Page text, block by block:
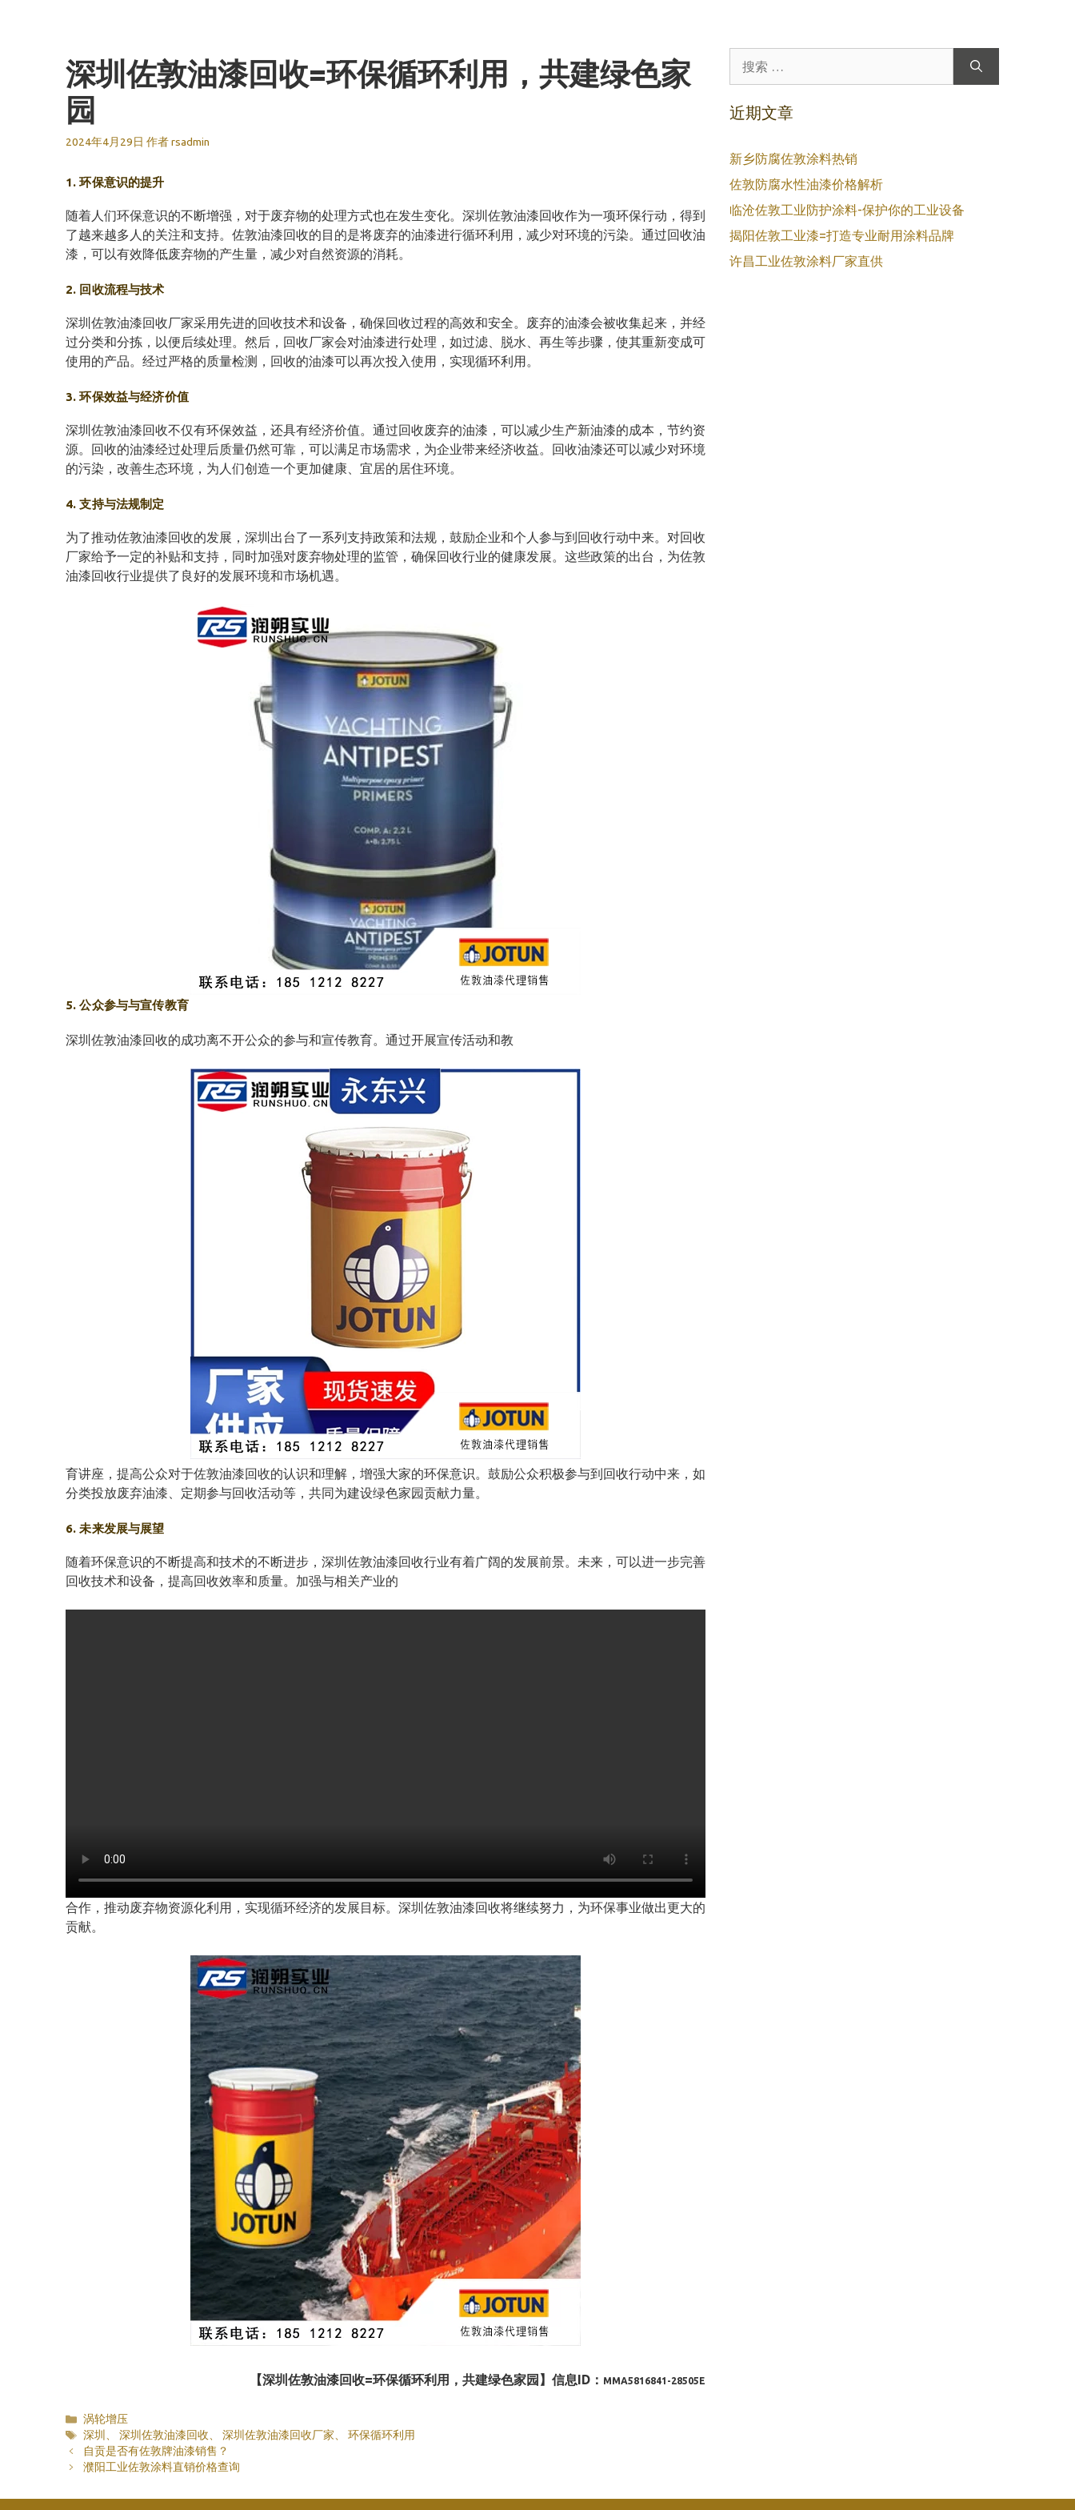
深圳佐敦油漆回收=环保循环利用，共建绿色家
园
2024年4月29日 作者rsadmin
1. 环保意识的提升
随着人们环保意识的不断增强，对于废弃物的处理方式也在发生变化。深圳佐敦油漆回收作为一项环保行动，得到
了越来越多人的关注和支持。佐敦油漆回收的目的是将废弃的油漆进行循环利用，减少对环境的污染。通过回收油
漆，可以有效降低废弃物的产生量，减少对自然资源的消耗。
2. 回收流程与技术
深圳佐敦油漆回收厂家采用先进的回收技术和设备，确保回收过程的高效和安全。废弃的油漆会被收集起来，并经
过分类和分拣，以便后续处理。然后，回收厂家会对油漆进行处理，如过滤、脱水、再生等步骤，使其重新变成可
使用的产品。经过严格的质量检测，回收的油漆可以再次投入使用，实现循环利用。
3. 环保效益与经济价值
深圳佐敦油漆回收不仅有环保效益，还具有经济价值。通过回收废弃的油漆，可以减少生产新油漆的成本，节约资
源。回收的油漆经过处理后质量仍然可靠，可以满足市场需求，为企业带来经济收益。回收油漆还可以减少对环境
的污染，改善生态环境，为人们创造一个更加健康、宜居的居住环境。
4. 支持与法规制定
为了推动佐敦油漆回收的发展，深圳出台了一系列支持政策和法规，鼓励企业和个人参与到回收行动中来。对回收
厂家给予一定的补贴和支持，同时加强对废弃物处理的监管，确保回收行业的健康发展。这些政策的出台，为佐敦
油漆回收行业提供了良好的发展环境和市场机遇。
5. 公众参与与宣传教育
深圳佐敦油漆回收的成功离不开公众的参与和宣传教育。通过开展宣传活动和教
育讲座，提高公众对于佐敦油漆回收的认识和理解，增强大家的环保意识。鼓励公众积极参与到回收行动中来，如
分类投放废弃油漆、定期参与回收活动等，共同为建设绿色家园贡献力量。
6. 未来发展与展望
随着环保意识的不断提高和技术的不断进步，深圳佐敦油漆回收行业有着广阔的发展前景。未来，可以进一步完善
回收技术和设备，提高回收效率和质量。加强与相关产业的
合作，推动废弃物资源化利用，实现循环经济的发展目标。深圳佐敦油漆回收将继续努力，为环保事业做出更大的
贡献。
【深圳佐敦油漆回收=环保循环利用，共建绿色家园】信息ID： MMA5816841-28505E
分
类
涡轮增压
标
签
深圳 、 深圳佐敦油漆回收、 深圳佐敦油漆回收厂家、 环保循环利用
自贡是否有佐敦牌油漆销售？
濮阳工业佐敦涂料直销价格查询
索：
近期文章
新乡防腐佐敦涂料热销
佐敦防腐水性油漆价格解析
临沧佐敦工业防护涂料-保护你的工业设备
揭阳佐敦工业漆=打造专业耐用涂料品牌
许昌工业佐敦涂料厂家直供